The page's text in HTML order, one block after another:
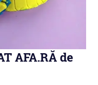
AFA.RĂ de